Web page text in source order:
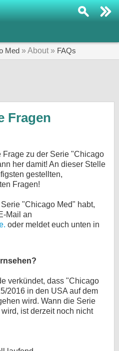
Med » About » FAQs
Fragen
zu der Serie "Chicago
her damit! An dieser Stelle
gestellten,
Fragen!
"Chicago Med" habt,
Mail an
oder meldet euch unten in
verkündet, dass "Chicago
2016 in den USA auf dem
wird. Wann die Serie
ist derzeit noch nicht
Facebook